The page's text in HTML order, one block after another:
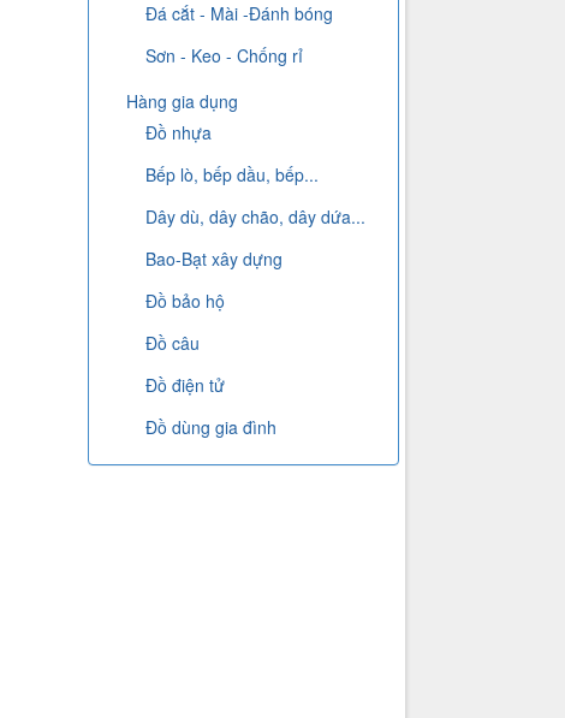
Đá cắt - Mài -Đánh bóng
Sơn - Keo - Chống rỉ
Hàng gia dụng
Đồ nhựa
Bếp lò, bếp dầu, bếp...
Dây dù, dây chão, dây dứa...
Bao-Bạt xây dựng
Đồ bảo hộ
Đồ câu
Đồ điện tử
Đồ dùng gia đình